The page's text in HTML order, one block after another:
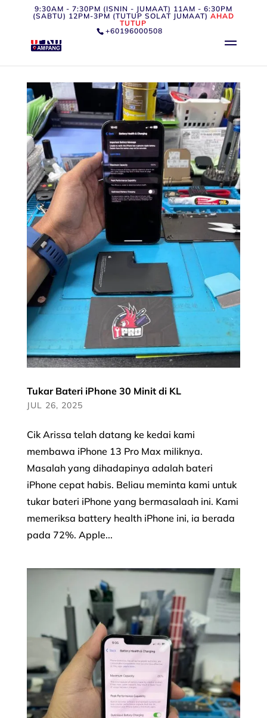
9:30AM - 7:30PM (ISNIN - JUMAAT) 11AM - 6:30PM
(SABTU) 12PM-3PM (TUTUP SOLAT JUMAAT) AHAD
TUTUP
+60196000508
Tukar Bateri iPhone 30 Minit di KL
JUL 26, 2025
Cik Arissa telah datang ke kedai kami
membawa iPhone 13 Pro Max miliknya.
Masalah yang dihadapinya adalah bateri
iPhone cepat habis. Beliau meminta kami untuk
tukar bateri iPhone yang bermasalaah ini. Kami
memeriksa battery health iPhone ini, ia berada
pada 72%. Apple...